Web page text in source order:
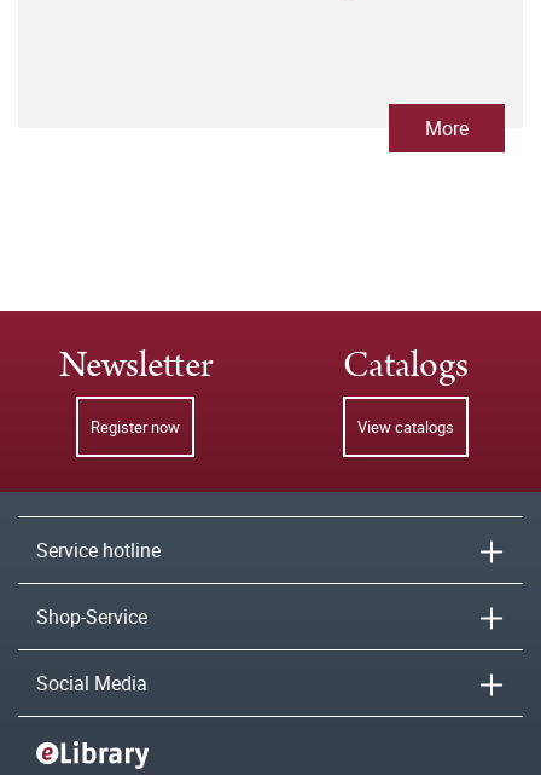
More
Newsletter
Register now
Catalogs
View catalogs
Service hotline
Shop-Service
Social Media